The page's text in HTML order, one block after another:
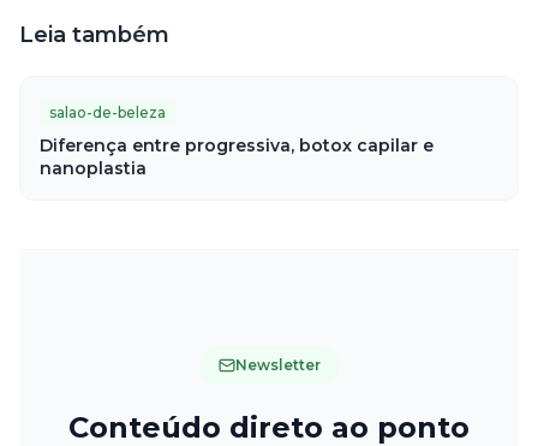
Leia também
salao-de-beleza
Diferença entre progressiva, botox capilar e
nanoplastia
Newsletter
Conteúdo direto ao ponto